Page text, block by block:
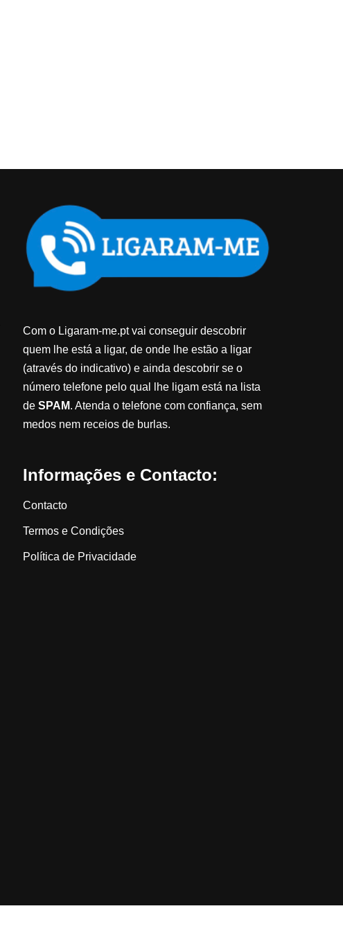
Com o Ligaram-me.pt vai conseguir descobrir
quem lhe está a ligar, de onde lhe estão a ligar
(através do indicativo) e ainda descobrir se o
número telefone pelo qual lhe ligam está na lista
de SPAM. Atenda o telefone com confiança, sem
medos nem receios de burlas.
Informações e Contacto:
Contacto
Termos e Condições
Política de Privacidade